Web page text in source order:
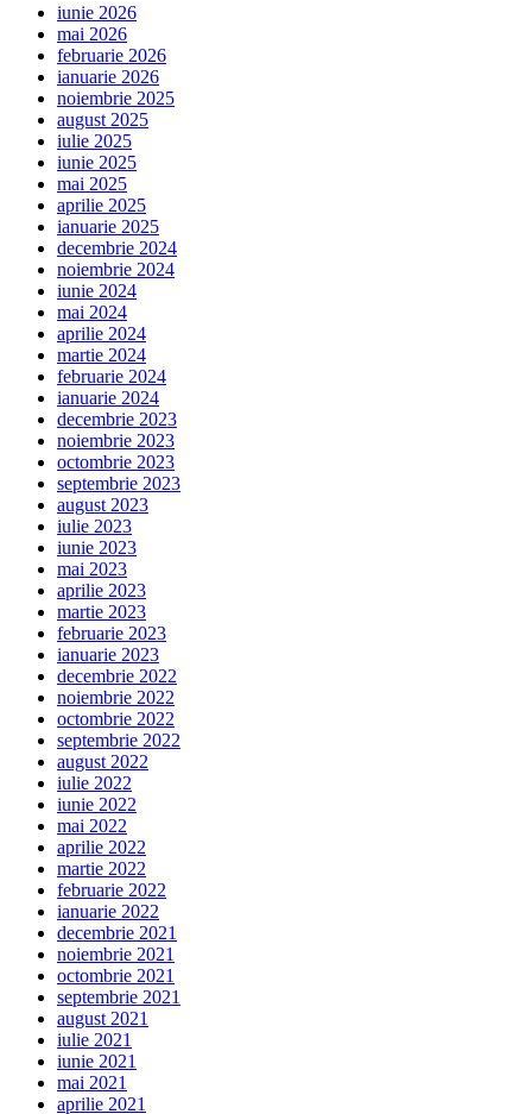
iunie 2026
mai 2026
februarie 2026
ianuarie 2026
noiembrie 2025
august 2025
iulie 2025
iunie 2025
mai 2025
aprilie 2025
ianuarie 2025
decembrie 2024
noiembrie 2024
iunie 2024
mai 2024
aprilie 2024
martie 2024
februarie 2024
ianuarie 2024
decembrie 2023
noiembrie 2023
octombrie 2023
septembrie 2023
august 2023
iulie 2023
iunie 2023
mai 2023
aprilie 2023
martie 2023
februarie 2023
ianuarie 2023
decembrie 2022
noiembrie 2022
octombrie 2022
septembrie 2022
august 2022
iulie 2022
iunie 2022
mai 2022
aprilie 2022
martie 2022
februarie 2022
ianuarie 2022
decembrie 2021
noiembrie 2021
octombrie 2021
septembrie 2021
august 2021
iulie 2021
iunie 2021
mai 2021
aprilie 2021